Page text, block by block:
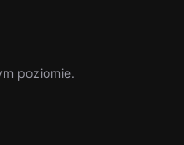
poziomie.